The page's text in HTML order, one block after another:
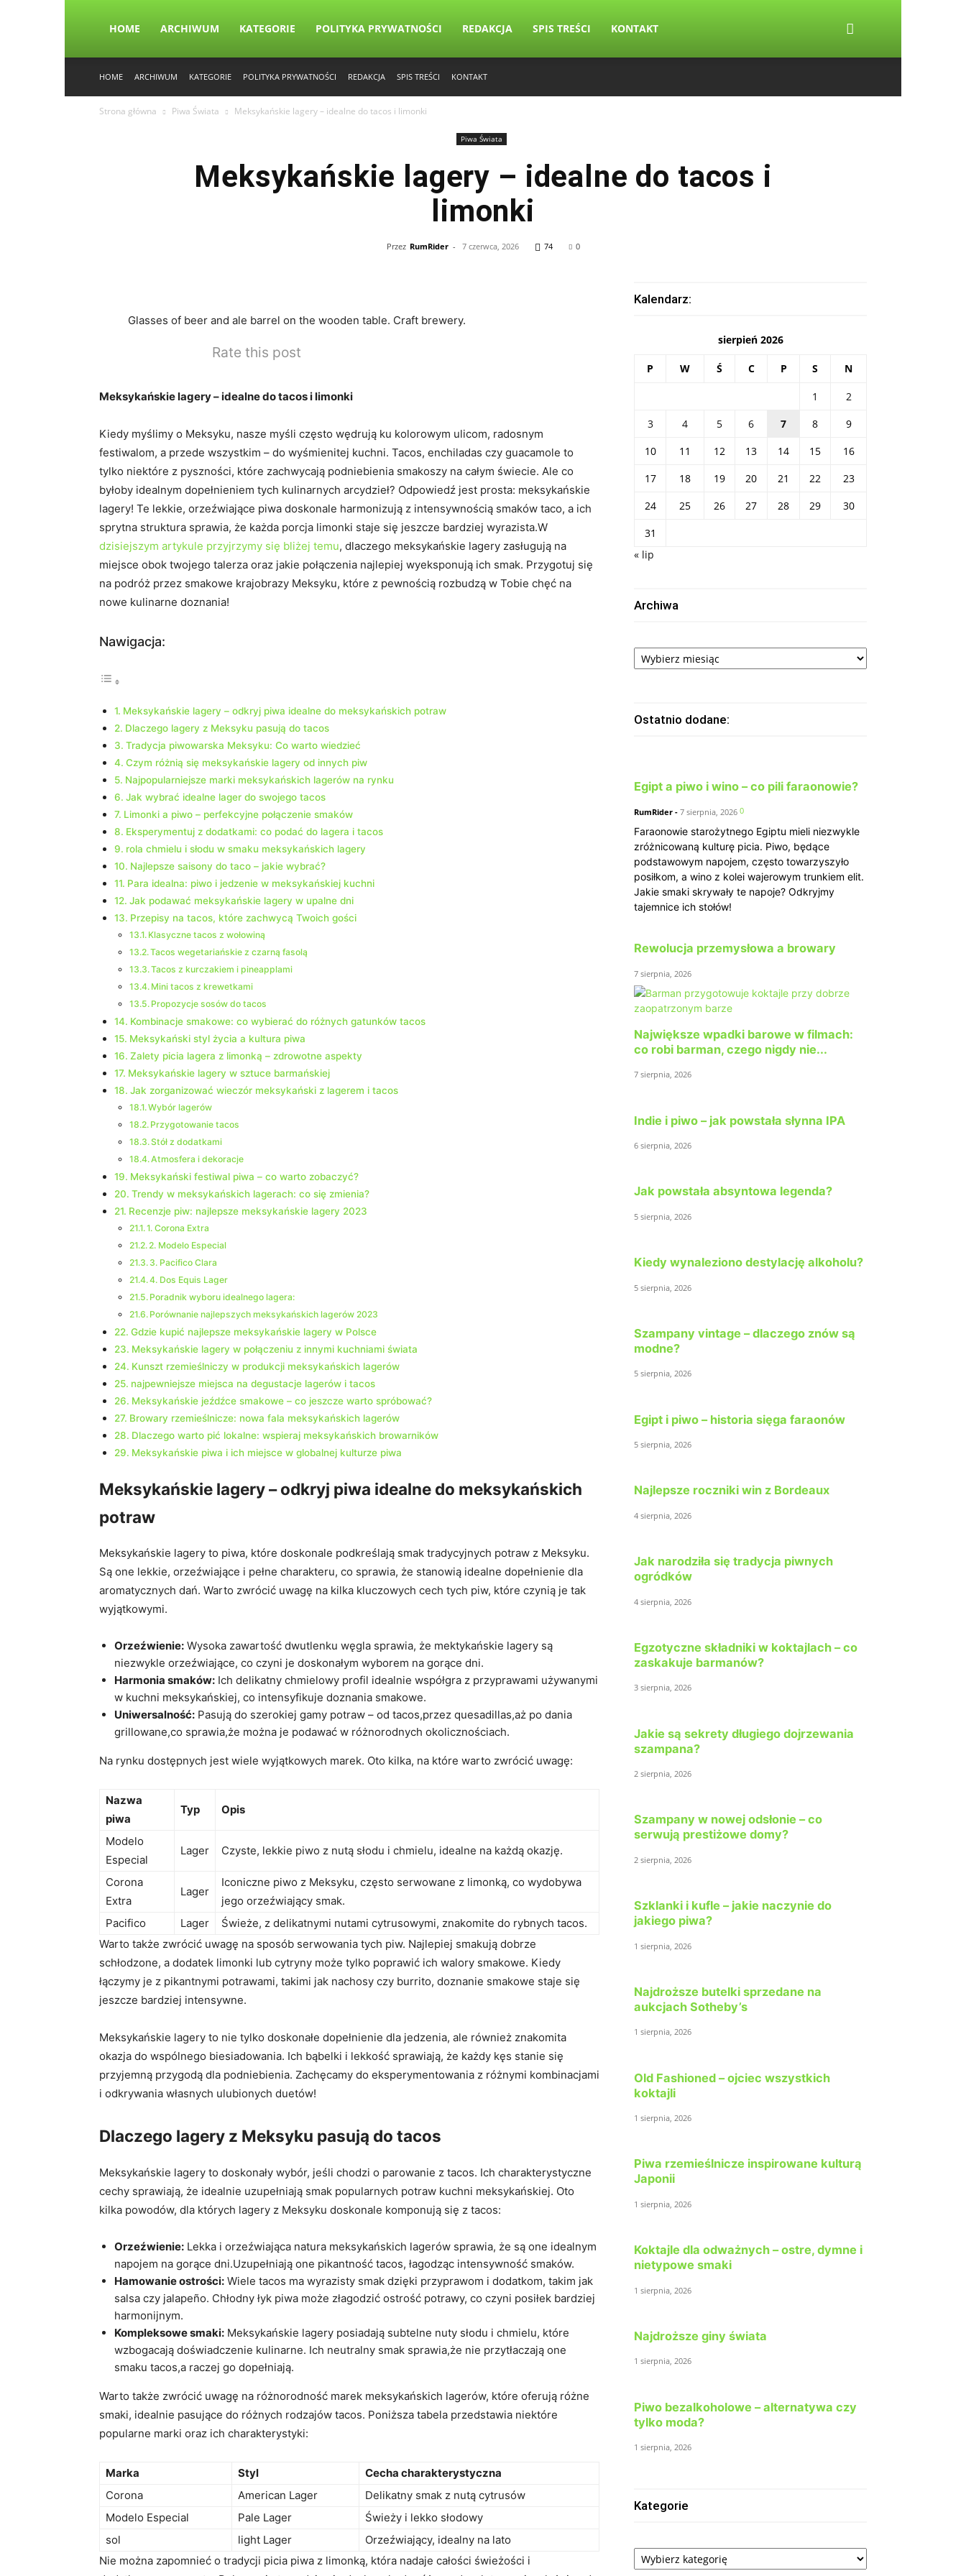
HOME ARCHIWUM KATEGORIE POLITYKA PRYWATNOŚCI REDAKCJA SPIS TREŚCI KONTAKT
HOME ARCHIWUM KATEGORIE POLITYKA PRYWATNOŚCI REDAKCJA SPIS TREŚCI KONTAKT
Strona główna Piwa Świata Meksykańskie lagery – idealne do tacos i limonki
Piwa Świata
Meksykańskie lagery – idealne do tacos i
limonki
Przez RumRider - 7 czerwca, 2026 74 0
Glasses of beer and ale barrel on the wooden table. Craft brewery.
Rate this post
Meksykańskie lagery – idealne do tacos i limonki
Kiedy myślimy o Meksyku, nasze myśli często wędrują ku kolorowym ulicom, radosnym
festiwalom, a przede wszystkim – do wyśmienitej kuchni. Tacos, enchiladas czy guacamole to
tylko niektóre z pyszności, które zachwycają podniebienia smakoszy na całym świecie. Ale co
byłoby idealnym dopełnieniem tych kulinarnych arcydzieł? Odpowiedź jest prosta: meksykańskie
lagery! Te lekkie, orzeźwiające piwa doskonale harmonizują z intensywnością smaków taco, a ich
sprytna struktura sprawia, że każda porcja limonki staje się jeszcze bardziej wyrazista.W
dzisiejszym artykule przyjrzymy się bliżej temu, dlaczego meksykańskie lagery zasługują na
miejsce obok twojego talerza oraz jakie połączenia najlepiej wyeksponują ich smak. Przygotuj się
na podróż przez smakowe krajobrazy Meksyku, które z pewnością rozbudzą w Tobie chęć na
nowe kulinarne doznania!
Nawigacja:
Meksykańskie lagery – odkryj piwa idealne do meksykańskich potraw
Dlaczego lagery z Meksyku pasują do tacos
Tradycja piwowarska Meksyku: Co warto wiedzieć
Czym różnią się meksykańskie lagery od innych piw
Najpopularniejsze marki meksykańskich lagerów na rynku
Jak wybrać idealne lager do swojego tacos
Limonki a piwo – perfekcyjne połączenie smaków
Eksperymentuj z dodatkami: co podać do lagera i tacos
rola chmielu i słodu w smaku meksykańskich lagery
Najlepsze saisony do taco – jakie wybrać?
Para idealna: piwo i jedzenie w meksykańskiej kuchni
Jak podawać meksykańskie lagery w upalne dni
Przepisy na tacos, które zachwycą Twoich gości
Klasyczne tacos z wołowiną
Tacos wegetariańskie z czarną fasolą
Tacos z kurczakiem i pineapplami
Mini tacos z krewetkami
Propozycje sosów do tacos
Kombinacje smakowe: co wybierać do różnych gatunków tacos
Meksykański styl życia a kultura piwa
Zalety picia lagera z limonką – zdrowotne aspekty
Meksykańskie lagery w sztuce barmańskiej
Jak zorganizować wieczór meksykański z lagerem i tacos
Wybór lagerów
Przygotowanie tacos
Stół z dodatkami
Atmosfera i dekoracje
Meksykański festiwal piwa – co warto zobaczyć?
Trendy w meksykańskich lagerach: co się zmienia?
Recenzje piw: najlepsze meksykańskie lagery 2023
1. Corona Extra
2. Modelo Especial
3. Pacifico Clara
4. Dos Equis Lager
Poradnik wyboru idealnego lagera:
Porównanie najlepszych meksykańskich lagerów 2023
Gdzie kupić najlepsze meksykańskie lagery w Polsce
Meksykańskie lagery w połączeniu z innymi kuchniami świata
Kunszt rzemieślniczy w produkcji meksykańskich lagerów
najpewniejsze miejsca na degustacje lagerów i tacos
Meksykańskie jeźdźce smakowe – co jeszcze warto spróbować?
Browary rzemieślnicze: nowa fala meksykańskich lagerów
Dlaczego warto pić lokalne: wspieraj meksykańskich browarników
Meksykańskie piwa i ich miejsce w globalnej kulturze piwa
Meksykańskie lagery – odkryj piwa idealne do meksykańskich
potraw
Meksykańskie lagery to piwa, które doskonale podkreślają smak tradycyjnych potraw z Meksyku.
Są one lekkie, orzeźwiające i pełne charakteru, co sprawia, że stanowią idealne dopełnienie dla
aromatycznych dań. Warto zwrócić uwagę na kilka kluczowych cech tych piw, które czynią je tak
wyjątkowymi.
Orzeźwienie: Wysoka zawartość dwutlenku węgla sprawia, że mektykańskie lagery są
niezwykle orzeźwiające, co czyni je doskonałym wyborem na gorące dni.
Harmonia smaków: Ich delikatny chmielowy profil idealnie współgra z przyprawami używanymi
w kuchni meksykańskiej, co intensyfikuje doznania smakowe.
Uniwersalność: Pasują do szerokiej gamy potraw – od tacos,przez quesadillas,aż po dania
grillowane,co sprawia,że można je podawać w różnorodnych okolicznościach.
Na rynku dostępnych jest wiele wyjątkowych marek. Oto kilka, na które warto zwrócić uwagę:
Nazwa
piwa
Typ Opis
Modelo
Especial
Lager Czyste, lekkie piwo z nutą słodu i chmielu, idealne na każdą okazję.
Corona
Extra
Lager
Iconiczne piwo z Meksyku, często serwowane z limonką, co wydobywa
jego orzeźwiający smak.
Pacifico
Lager
Świeże, z delikatnymi nutami cytrusowymi, znakomite do rybnych tacos.
Warto także zwrócić uwagę na sposób serwowania tych piw. Najlepiej smakują dobrze
schłodzone, a dodatek limonki lub cytryny może tylko poprawić ich walory smakowe. Kiedy
łączymy je z pikantnymi potrawami, takimi jak nachosy czy burrito, doznanie smakowe staje się
jeszcze bardziej intensywne.
Meksykańskie lagery to nie tylko doskonałe dopełnienie dla jedzenia, ale również znakomita
okazja do wspólnego biesiadowania. Ich bąbelki i lekkość sprawiają, że każdy kęs stanie się
przyjemną przygodą dla podniebienia. Zachęcamy do eksperymentowania z różnymi kombinacjami
i odkrywania własnych ulubionych duetów!
Dlaczego lagery z Meksyku pasują do tacos
Meksykańskie lagery to doskonały wybór, jeśli chodzi o parowanie z tacos. Ich charakterystyczne
cechy sprawiają, że idealnie uzupełniają smak popularnych potraw kuchni meksykańskiej. Oto
kilka powodów, dla których lagery z Meksyku doskonale komponują się z tacos:
Orzeźwienie: Lekka i orzeźwiająca natura meksykańskich lagerów sprawia, że są one idealnym
napojem na gorące dni.Uzupełniają one pikantność tacos, łagodząc intensywność smaków.
Hamowanie ostrości: Wiele tacos ma wyrazisty smak dzięki przyprawom i dodatkom, takim jak
salsa czy jalapeño. Chłodny łyk piwa może złagodzić ostrość potrawy, co czyni posiłek bardziej
harmonijnym.
Kompleksowe smaki: Meksykańskie lagery posiadają subtelne nuty słodu i chmielu, które
wzbogacają doświadczenie kulinarne. Ich neutralny smak sprawia,że nie przytłaczają one
smaku tacos,a raczej go dopełniają.
Warto także zwrócić uwagę na różnorodność marek meksykańskich lagerów, które oferują różne
smaki, idealnie pasujące do różnych rodzajów tacos. Poniższa tabela przedstawia niektóre
popularne marki oraz ich charakterystyki:
Marka Styl
Cecha charakterystyczna
Corona
American Lager
Delikatny smak z nutą cytrusów
Modelo Especial
Pale Lager
Świeży i lekko słodowy
sol
light Lager
Orzeźwiający, idealny na lato
Nie można zapomnieć o tradycji picia piwa z limonką, która nadaje całości świeżości i
Kalendarz:
sierpień 2026
P W Ś C P S N
1
2
3
4 5 6 7 8
9
10
11 12 13 14 15
16
17
18 19 20 21 22
23
24
25 26 27 28 29
30
31
« lip
Archiwa
Archiwa
Ostatnio dodane:
Egipt a piwo i wino – co pili faraonowie?
RumRider - 7 sierpnia, 2026 0
Faraonowie starożytnego Egiptu mieli niezwykle
zróżnicowaną kulturę picia. Piwo, będące
podstawowym napojem, często towarzyszyło
posiłkom, a wino z kolei wajerowym trunkiem elit.
Jakie smaki skrywały te napoje? Odkryjmy
tajemnice ich stołów!
Rewolucja przemysłowa a browary
7 sierpnia, 2026
Największe wpadki barowe w filmach:
co robi barman, czego nigdy nie...
7 sierpnia, 2026
Indie i piwo – jak powstała słynna IPA
6 sierpnia, 2026
Jak powstała absyntowa legenda?
5 sierpnia, 2026
Kiedy wynaleziono destylację alkoholu?
5 sierpnia, 2026
Szampany vintage – dlaczego znów są
modne?
5 sierpnia, 2026
Egipt i piwo – historia sięga faraonów
5 sierpnia, 2026
Najlepsze roczniki win z Bordeaux
4 sierpnia, 2026
Jak narodziła się tradycja piwnych
ogródków
4 sierpnia, 2026
Egzotyczne składniki w koktajlach – co
zaskakuje barmanów?
3 sierpnia, 2026
Jakie są sekrety długiego dojrzewania
szampana?
2 sierpnia, 2026
Szampany w nowej odsłonie – co
serwują prestiżowe domy?
2 sierpnia, 2026
Szklanki i kufle – jakie naczynie do
jakiego piwa?
1 sierpnia, 2026
Najdroższe butelki sprzedane na
aukcjach Sotheby’s
1 sierpnia, 2026
Old Fashioned – ojciec wszystkich
koktajli
1 sierpnia, 2026
Piwa rzemieślnicze inspirowane kulturą
Japonii
1 sierpnia, 2026
Koktajle dla odważnych – ostre, dymne i
nietypowe smaki
1 sierpnia, 2026
Najdroższe giny świata
1 sierpnia, 2026
Piwo bezalkoholowe – alternatywa czy
tylko moda?
1 sierpnia, 2026
Kategorie
Kategorie